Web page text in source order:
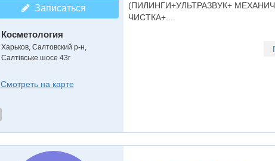
Записаться
Косметология
Харьков, Салтовский р-н,
Салтівське шосе 43г
Смотреть на карте
(ПИЛИНГИ+УЛЬТРАЗВУК+
ЧИСТКА+...